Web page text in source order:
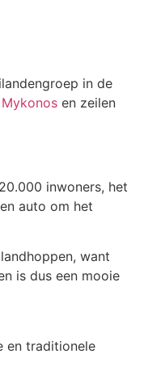
in de
Mykonos en zeilen
inwoners, het
auto om het
want
is dus een mooie
en traditionele